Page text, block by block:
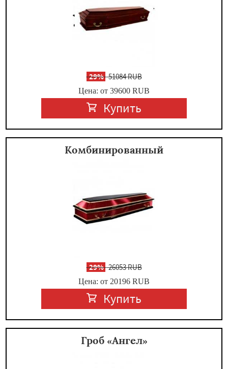
-29%51084 RUB
Цена: от 39600 RUB
Купить
Комбинированный
-29%26053 RUB
Цена: от 20196 RUB
Купить
Гроб «Ангел»